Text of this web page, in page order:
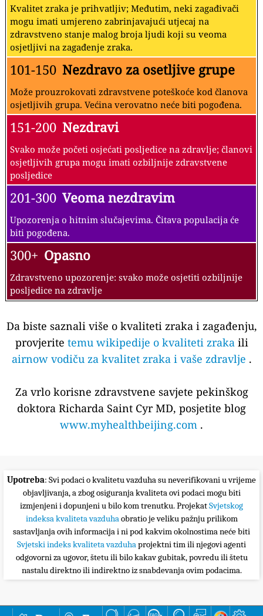
Kvalitet zraka je prihvatljiv; Međutim, neki zagađivači
mogu imati umjereno zabrinjavajući utjecaj na
zdravstveno stanje malog broja ljudi koji su veoma
osjetljivi na zagađenje zraka.
101-150 Nezdravo za osetljive grupe
Može prouzrokovati zdravstvene poteškoće kod članova
osjetljivih grupa. Većina verovatno neće biti pogođena.
151-200 Nezdravi
Svako može početi osjećati posljedice na zdravlje; članovi
osjetljivih grupa mogu imati ozbiljnije zdravstvene
posljedice
201-300 Veoma nezdravim
Upozorenja o hitnim slučajevima. Čitava populacija će
biti pogođena.
300+ Opasno
Zdravstveno upozorenje: svako može osjetiti ozbiljnije
posljedice na zdravlje
Da biste saznali više o kvaliteti zraka i zagađenju,
provjerite temu wikipedije o kvaliteti zrakaili
airnow vodiču za kvalitet zraka i vaše zdravlje .
Za vrlo korisne zdravstvene savjete pekinškog
doktora Richarda Saint Cyr MD, posjetite blog
www.myhealthbeijing.com .
Upotreba: Svi podaci o kvalitetu vazduha su neverifikovani u vrijeme
objavljivanja, a zbog osiguranja kvaliteta ovi podaci mogu biti
izmjenjeni i dopunjeni u bilo kom trenutku. ProjekatSvjetskog
indeksa kvaliteta vazduhaobratio je veliku pažnju prilikom
sastavljanja ovih informacija i ni pod kakvim okolnostima neće biti
Svjetski indeks kvaliteta vazduhaprojektni tim ili njegovi agenti
odgovorni za ugovor, štetu ili bilo kakav gubitak, povredu ili štetu
nastalu direktno ili indirektno iz snabdevanja ovim podacima.